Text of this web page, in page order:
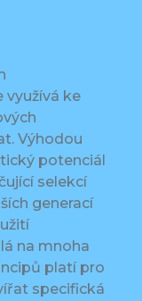
využívá ke
Výhodou
potenciál
selekcí
generací
na mnoha
platí pro
specifická